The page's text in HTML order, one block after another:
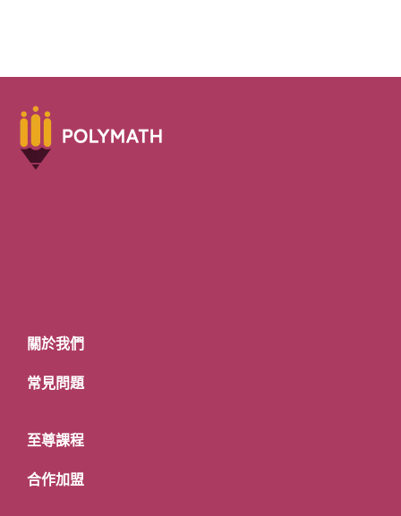
關於我們
常見問題
至尊課程
合作加盟